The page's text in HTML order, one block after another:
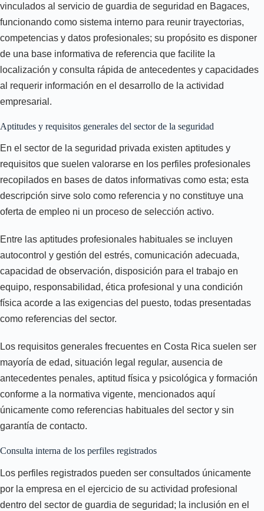
vinculados al servicio de guardia de seguridad en Bagaces,
funcionando como sistema interno para reunir trayectorias,
competencias y datos profesionales; su propósito es disponer
de una base informativa de referencia que facilite la
localización y consulta rápida de antecedentes y capacidades
al requerir información en el desarrollo de la actividad
empresarial.
Aptitudes y requisitos generales del sector de la seguridad
En el sector de la seguridad privada existen aptitudes y
requisitos que suelen valorarse en los perfiles profesionales
recopilados en bases de datos informativas como esta; esta
descripción sirve solo como referencia y no constituye una
oferta de empleo ni un proceso de selección activo.
Entre las aptitudes profesionales habituales se incluyen
autocontrol y gestión del estrés, comunicación adecuada,
capacidad de observación, disposición para el trabajo en
equipo, responsabilidad, ética profesional y una condición
física acorde a las exigencias del puesto, todas presentadas
como referencias del sector.
Los requisitos generales frecuentes en Costa Rica suelen ser
mayoría de edad, situación legal regular, ausencia de
antecedentes penales, aptitud física y psicológica y formación
conforme a la normativa vigente, mencionados aquí
únicamente como referencias habituales del sector y sin
garantía de contacto.
Consulta interna de los perfiles registrados
Los perfiles registrados pueden ser consultados únicamente
por la empresa en el ejercicio de su actividad profesional
dentro del sector de guardia de seguridad; la inclusión en el